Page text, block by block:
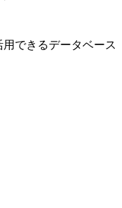
できるデータベース